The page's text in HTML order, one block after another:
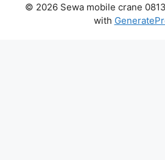
© 2026 Sewa mobile crane
with